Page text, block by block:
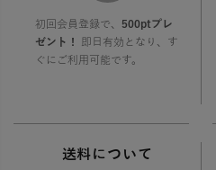
初回会員登録で、 500ptプレ
ゼント！
即日有効となり、す
ぐにご利用可能です。
送料について